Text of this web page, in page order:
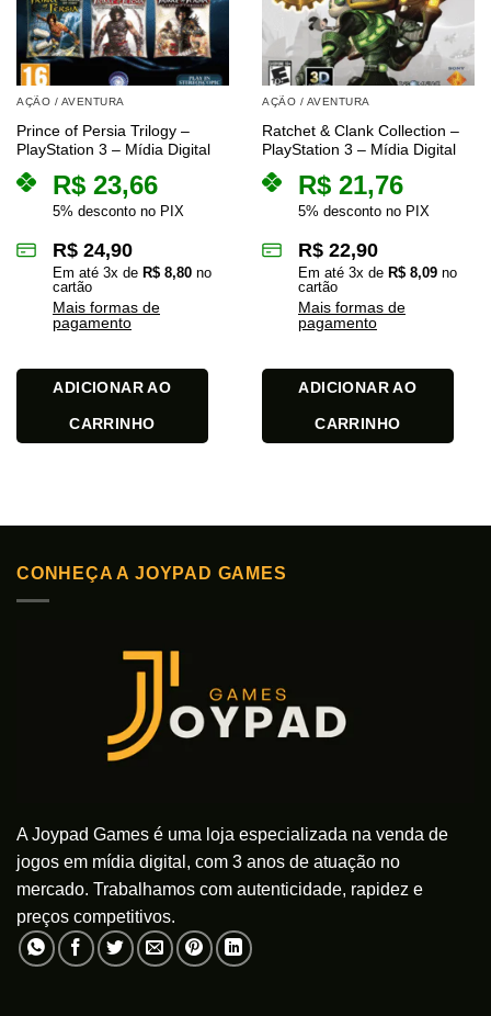
AÇÃO / AVENTURA
Prince of Persia Trilogy –
PlayStation 3 – Mídia Digital
R$ 23,66
5% desconto no PIX
R$ 24,90
Em até 3x de R$ 8,80 no
cartão
Mais formas de
pagamento
ADICIONAR AO
CARRINHO
AÇÃO / AVENTURA
Ratchet & Clank Collection –
PlayStation 3 – Mídia Digital
R$ 21,76
5% desconto no PIX
R$ 22,90
Em até 3x de R$ 8,09 no
cartão
Mais formas de
pagamento
ADICIONAR AO
CARRINHO
CONHEÇA A JOYPAD GAMES
A Joypad Games é uma loja especializada na venda de
jogos em mídia digital, com 3 anos de atuação no
mercado. Trabalhamos com autenticidade, rapidez e
preços competitivos.